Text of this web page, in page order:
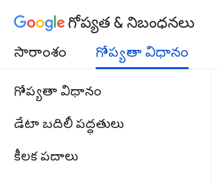
గోప్యత & నిబంధనలు
సారాంశం గోప్యతా విధానం
గోప్యతా విధానం
డేటా బదిలీ పద్ధతులు
కీలక పదాలు